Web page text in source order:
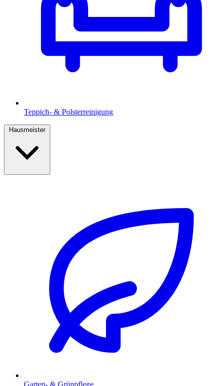
Teppich- & Polsterreinigung
Hausmeister
Garten- & Grünpflege